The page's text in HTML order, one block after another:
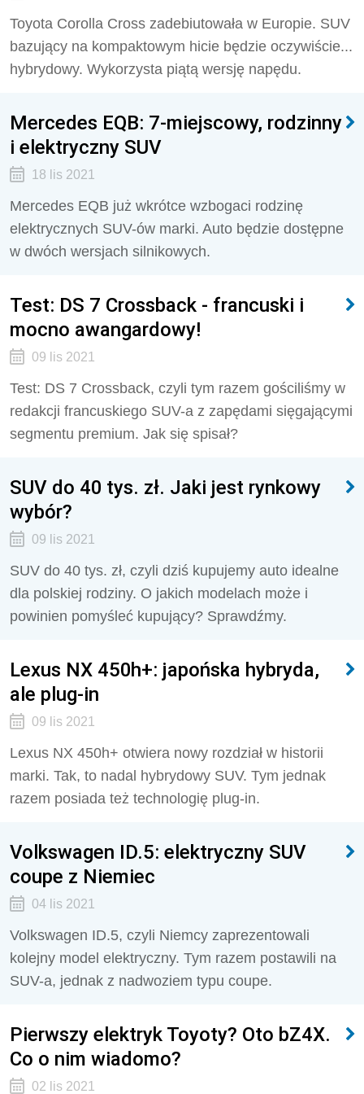
Toyota Corolla Cross zadebiutowała w Europie. SUV
bazujący na kompaktowym hicie będzie oczywiście...
hybrydowy. Wykorzysta piątą wersję napędu.
Mercedes EQB: 7-miejscowy, rodzinny
i elektryczny SUV
18 lis 2021
Mercedes EQB już wkrótce wzbogaci rodzinę
elektrycznych SUV-ów marki. Auto będzie dostępne
w dwóch wersjach silnikowych.
Test: DS 7 Crossback - francuski i
mocno awangardowy!
09 lis 2021
Test: DS 7 Crossback, czyli tym razem gościliśmy w
redakcji francuskiego SUV-a z zapędami sięgającymi
segmentu premium. Jak się spisał?
SUV do 40 tys. zł. Jaki jest rynkowy
wybór?
09 lis 2021
SUV do 40 tys. zł, czyli dziś kupujemy auto idealne
dla polskiej rodziny. O jakich modelach może i
powinien pomyśleć kupujący? Sprawdźmy.
Lexus NX 450h+: japońska hybryda,
ale plug-in
09 lis 2021
Lexus NX 450h+ otwiera nowy rozdział w historii
marki. Tak, to nadal hybrydowy SUV. Tym jednak
razem posiada też technologię plug-in.
Volkswagen ID.5: elektryczny SUV
coupe z Niemiec
04 lis 2021
Volkswagen ID.5, czyli Niemcy zaprezentowali
kolejny model elektryczny. Tym razem postawili na
SUV-a, jednak z nadwoziem typu coupe.
Pierwszy elektryk Toyoty? Oto bZ4X.
Co o nim wiadomo?
02 lis 2021